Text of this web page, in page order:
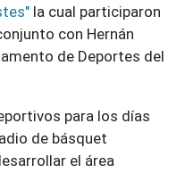
la cual participaron
con Hernán
de Deportes del
para los días
de básquet
el área